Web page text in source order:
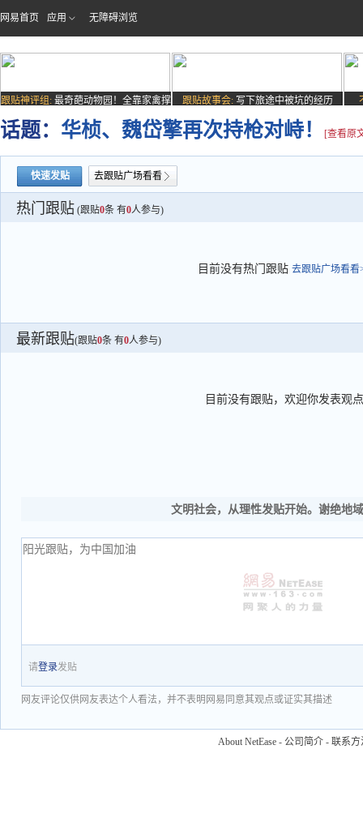
网易首页 应用 无障碍浏览
跟贴神评组: 最奇葩动物园！全靠家禽撑
场子
跟贴故事会: 写下旅途中被坑的经历
话题： 华桢、魏岱擎再次持枪对峙！ [查看原
快速发贴 去跟贴广场看看
热门跟贴 (跟贴0条 有0人参与)
目前没有热门跟贴 去跟贴广场看看
最新跟贴(跟贴0条 有0人参与)
目前没有跟贴，欢迎你发表观点
文明社会，从理性发贴开始。谢绝地
请登录发贴
网友评论仅供网友表达个人看法，并不表明网易同意其观点或证实其描述
About NetEase - 公司简介 - 联系方